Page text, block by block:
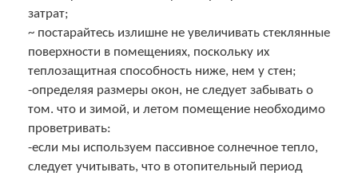
затрат;
~ постарайтесь излишне не увеличивать стеклянные
поверхности в помещениях, поскольку их
теплозащитная способность ниже, нем у стен;
-определяя размеры окон, не следует забывать о
том. что и зимой, и летом помещение необходимо
проветривать:
-если мы используем пассивное солнечное тепло,
следует учитывать, что в отопительный период